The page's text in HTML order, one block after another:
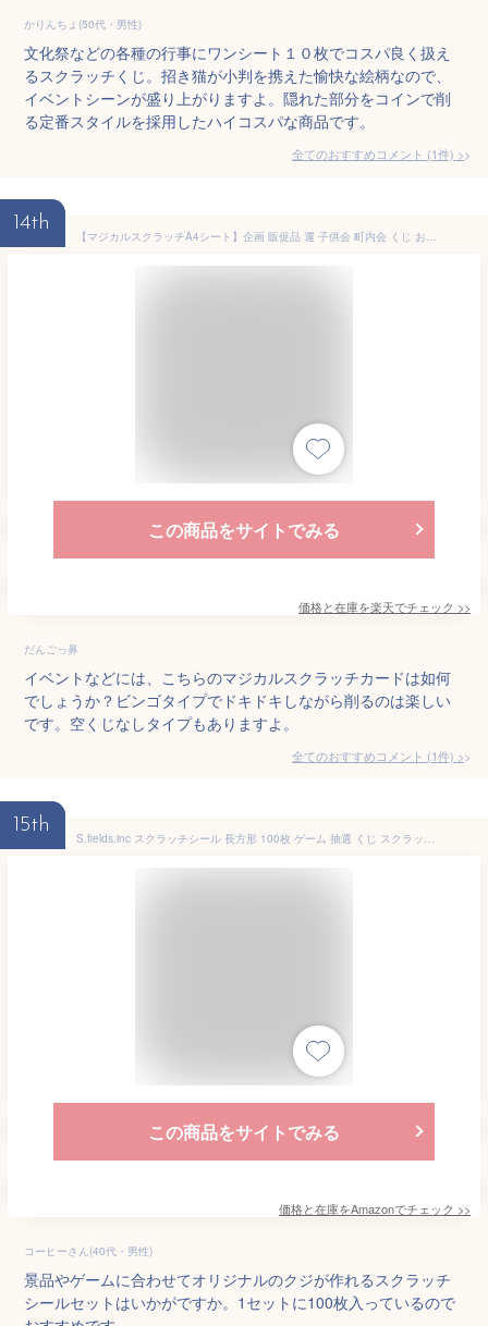
かりんちょ(50代・男性)
文化祭などの各種の行事にワンシート１０枚でコスパ良く扱え
るスクラッチくじ。招き猫が小判を携えた愉快な絵柄なので、
イベントシーンが盛り上がりますよ。隠れた部分をコインで削
る定番スタイルを採用したハイコスパな商品です。
全てのおすすめコメント (1件) >
14th
【マジカルスクラッチA4シート】企画 販促品 運 子供会 町内会 くじ お楽しみスクラッチ ☆ビンゴ DE スクラッチ☆ これ1パックでスクラッチカードキャンペーンが今すぐ出来る！ イベント・キャンペーンをお手伝い 削りかすが出ない［SC-308］【メール便対応商品】
この商品をサイトでみる
価格と在庫を楽天でチェック >>
だんごっ鼻
イベントなどには、こちらのマジカルスクラッチカードは如何
でしょうか？ビンゴタイプでドキドキしながら削るのは楽しい
です。空くじなしタイプもありますよ。
全てのおすすめコメント (1件) >
15th
S.fields.inc スクラッチシール 長方形 100枚 ゲーム 抽選 くじ スクラッチカード 宴会 イベント
この商品をサイトでみる
価格と在庫をAmazonでチェック >>
コーヒーさん(40代・男性)
景品やゲームに合わせてオリジナルのクジが作れるスクラッチ
シールセットはいかがですか。1セットに100枚入っているので